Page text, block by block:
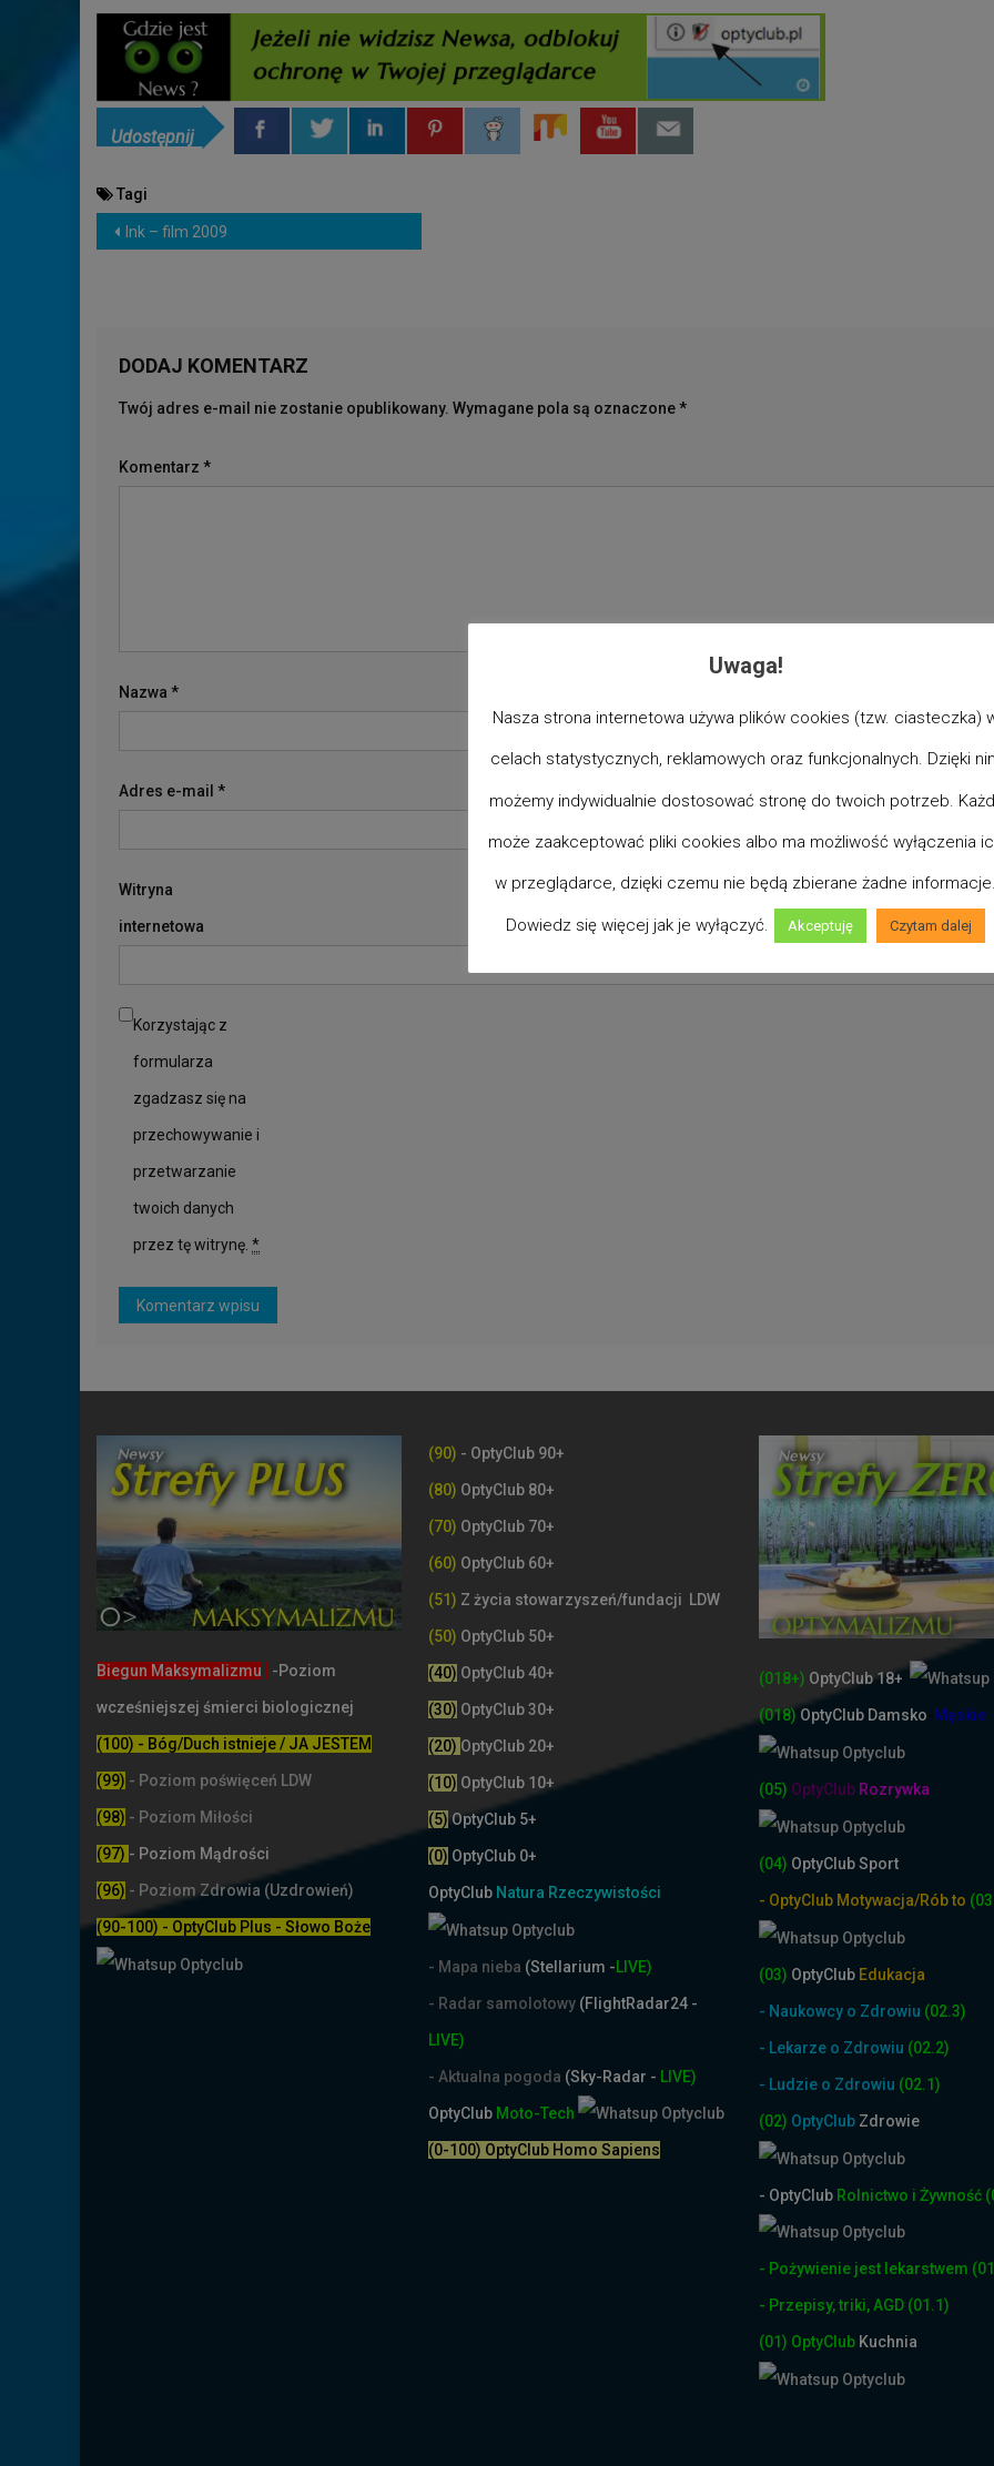
Udostępnij
Tagi
NAWIGACJA
WPISU
Ink – film 2009
DODAJ KOMENTARZ
Twój adres e-mail nie zostanie opublikowany. Wymagane pola są oznaczone*
Komentarz *
Nazwa *
Adres e-mail *
Witryna
internetowa
Korzystając z
formularza
zgadzasz się na
przechowywanie i
przetwarzanie
twoich danych
przez tę witrynę. *
Biegun Maksymalizmu -Poziom
wcześniejszej śmierci biologicznej
(100) - Bóg/Duch istnieje / JA JESTEM
(99) - Poziom poświęceń LDW
(98) - Poziom Miłości
(97) - Poziom Mądrości
(96) - Poziom Zdrowia (Uzdrowień)
(90-100) - OptyClub Plus - Słowo Boże
(90) - OptyClub 90+
(80) OptyClub 80+
(70) OptyClub 70+
(60) OptyClub 60+
(51) Z życia stowarzyszeń/fundacji LDW
(50) OptyClub 50+
(40) OptyClub 40+
(30) OptyClub 30+
(20) OptyClub 20+
(10) OptyClub 10+
(5) OptyClub 5+
(0) OptyClub 0+
OptyClubNatura Rzeczywistości
- Mapa nieba (Stellarium -LIVE)
- Radar samolotowy(FlightRadar24 -
LIVE)
- Aktualna pogoda (Sky-Radar - LIVE)
OptyClubMoto-Tech
(0-100) OptyClub Homo Sapiens
(018+) OptyClub 18+
(018) OptyClub Damsko Męskie
(05) OptyClub Rozrywka
(04) OptyClub Sport
- OptyClub Motywacja/Rób to
(03) OptyClub Edukacja
- Naukowcy o Zdrowiu (02.3)
- Lekarze o Zdrowiu (02.2)
- Ludzie o Zdrowiu (02.1)
(02) OptyClub Zdrowie
- OptyClub Rolnictwo i Żywność
- Pożywienie jest lekarstwem
- Przepisy, triki, AGD (01.1)
(01) OptyClub Kuchnia
Uwaga!
Nasza strona internetowa używa plików cookies (tzw. ciasteczka)
celach statystycznych, reklamowych oraz funkcjonalnych. Dzięki
możemy indywidualnie dostosować stronę do twoich potrzeb.
może zaakceptować pliki cookies albo ma możliwość wyłączenia
w przeglądarce, dzięki czemu nie będą zbierane żadne informacje.
Dowiedz się więcej jak je wyłączyć. Akceptuję Czytam dalej